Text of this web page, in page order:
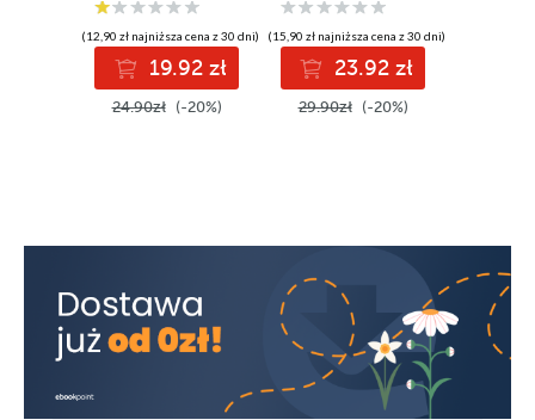
(12,90 zł najniższa cena z 30 dni)
19.92 zł
24.90zł (-20%)
(15,90 zł najniższa cena z 30 dni)
23.92 zł
29.90zł (-20%)